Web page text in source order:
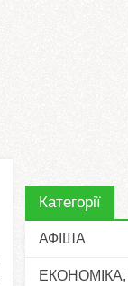
Категорії
АФІША